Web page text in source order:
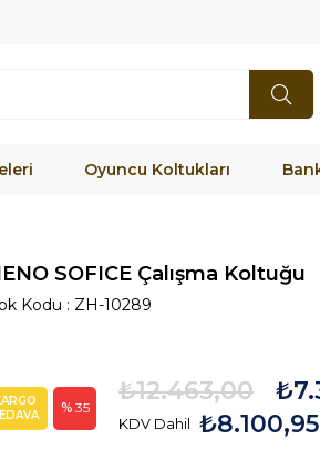
Oyuncu Koltukları
SOFICE Çalışma Koltuğu
Kodu ZH-10289
35
₺12.463,00
KDV Dahil ₺8.100,95